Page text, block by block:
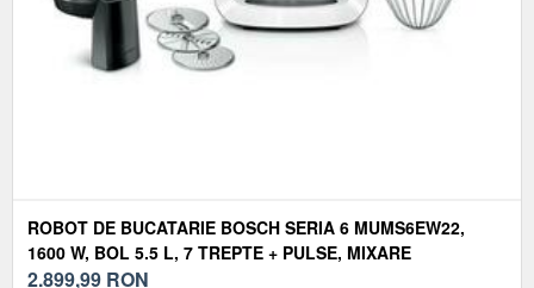
ROBOT DE BUCATARIE BOSCH SERIA 6 MUMS6EW22,
1600 W, BOL 5.5 L, 7 TREPTE + PULSE, MIXARE
PLANETARA 3D (ALB/INOX)
2.899,99 RON